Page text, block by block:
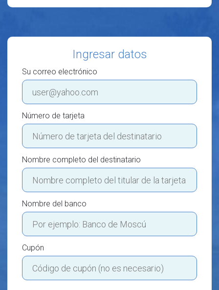
Ingresar datos
Su correo electrónico
Número de tarjeta
Nombre completo del destinatario
Nombre del banco
Cupón